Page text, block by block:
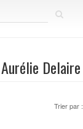
Aurélie Delaire
Trier par :